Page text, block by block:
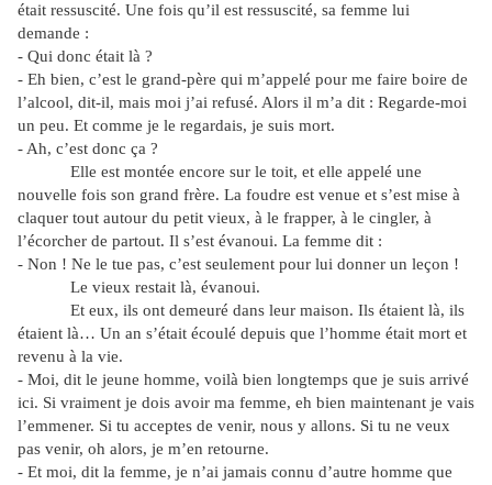
était ressuscité. Une fois qu’il est ressuscité, sa femme lui
demande :
- Qui donc était là ?
- Eh bien, c’est le grand-père qui m’appelé pour me faire boire de
l’alcool, dit-il, mais moi j’ai refusé. Alors il m’a dit : Regarde-moi
un peu. Et comme je le regardais, je suis mort.
- Ah, c’est donc ça ?
Elle est montée encore sur le toit, et elle appelé une
nouvelle fois son grand frère. La foudre est venue et s’est mise à
claquer tout autour du petit vieux, à le frapper, à le cingler, à
l’écorcher de partout. Il s’est évanoui. La femme dit :
- Non ! Ne le tue pas, c’est seulement pour lui donner un leçon !
Le vieux restait là, évanoui.
Et eux, ils ont demeuré dans leur maison. Ils étaient là, ils
étaient là… Un an s’était écoulé depuis que l’homme était mort et
revenu à la vie.
- Moi, dit le jeune homme, voilà bien longtemps que je suis arrivé
ici. Si vraiment je dois avoir ma femme, eh bien maintenant je vais
l’emmener. Si tu acceptes de venir, nous y allons. Si tu ne veux
pas venir, oh alors, je m’en retourne.
- Et moi, dit la femme, je n’ai jamais connu d’autre homme que